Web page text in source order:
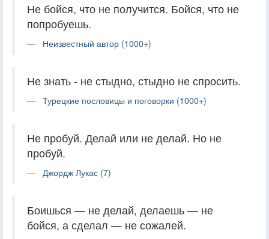
Не бойся, что не получится. Бойся, что не
попробуешь.
Неизвестный автор (1000+)
Не знать - не стыдно, стыдно не спросить.
Турецкие пословицы и поговорки (1000+)
Не пробуй. Делай или не делай. Но не
пробуй.
Джордж Лукас (7)
Боишься — не делай, делаешь — не
бойся, а сделал — не сожалей.